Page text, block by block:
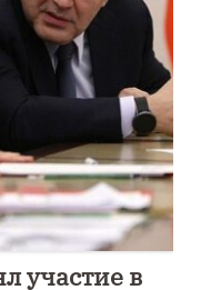
участие в